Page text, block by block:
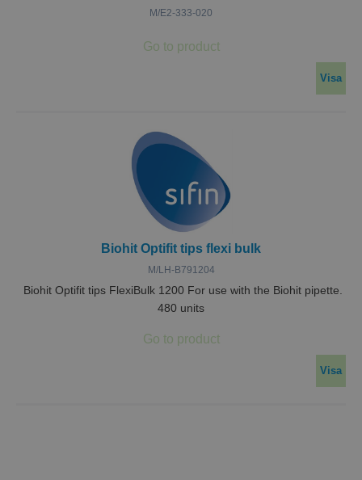
M/E2-333-020
Visa
Biohit Optifit tips flexi bulk
M/LH-B791204
Biohit Optifit tips FlexiBulk 1200 For use with the Biohit pipette.
480 units
Visa